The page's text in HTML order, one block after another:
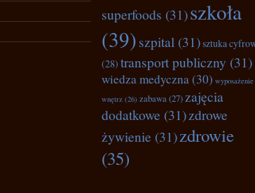
superfoods (31)szkoła
(39)szpital (31)sztuka
(28) transport publiczny (31)
wiedza medyczna(30) wyposażenie
wnętrz (26) zabawa(27) zajęcia
dodatkowe (31)zdrowe
żywienie (31)zdrowie
(35)